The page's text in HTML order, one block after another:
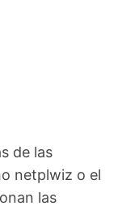
de las
netplwiz o el
las